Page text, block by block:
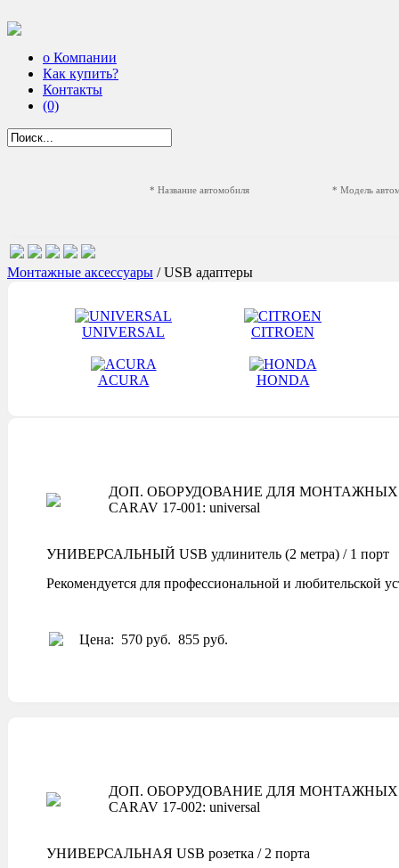
о Компании
Как купить?
Контакты
(0)
* Название автомобиля * Модель
Монтажные аксессуары / USB адаптеры
UNIVERSAL CITROEN
ACURA HONDA
ДОП. ОБОРУДОВАНИЕ ДЛЯ МОНТАЖНЫХ
CARAV 17-001: universal
УНИВЕРСАЛЬНЫЙ USB удлинитель (2 метра) / 1 порт
Рекомендуется для профессиональной и любительской
Цена: 570 руб. 855 руб.
ДОП. ОБОРУДОВАНИЕ ДЛЯ МОНТАЖНЫХ
CARAV 17-002: universal
УНИВЕРСАЛЬНАЯ USB розетка / 2 порта